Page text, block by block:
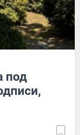
под